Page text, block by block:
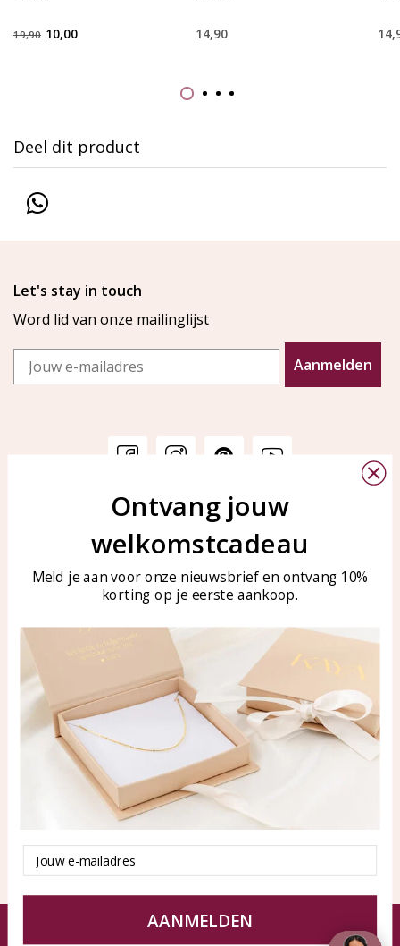
19,90 10,00 14,90
Deel dit product
Let's stay in touch
Word lid van onze mailinglijst
Email
Aanmelden
Veelgestelde vragen
Sieraden onderhouden
KAYA Sieraden
Bellen of WhatsApp Ma-Vr
tussen 09:00-17:00
Tel: 0850003187
WhatsApp: 0850003187
klantenservice@kayasierade
Producten
Alle producten
Nieuwe producten
KAYA Sieraden
Over ons
Samenwerken?
Tips en Advies
Duurzaamheid
© KAYA Sieraden
Ontvang jouw
welkomstcadeau
Meld je aan voor onze nieuwsbrief en ontvang 10%
korting op je eerste aankoop.
Email
AANMELDEN